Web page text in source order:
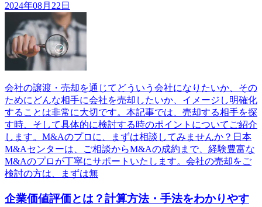
2024年08月22日
会社の譲渡・売却を通じてどういう会社になりたいか、その
ためにどんな相手に会社を売却したいか、イメージし明確化
することは非常に大切です。本記事では、売却する相手を探
す時、そして具体的に検討する時のポイントについてご紹介
します。M&Aのプロに、まずは相談してみませんか？日本
M&Aセンターは、ご相談からM&Aの成約まで、経験豊富な
M&Aのプロが丁寧にサポートいたします。会社の売却をご
検討の方は、まずは無
企業価値評価とは？計算方法・手法をわかりやす